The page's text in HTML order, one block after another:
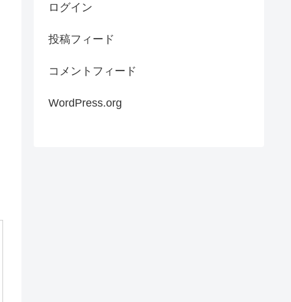
ログイン
投稿フィード
コメントフィード
WordPress.org